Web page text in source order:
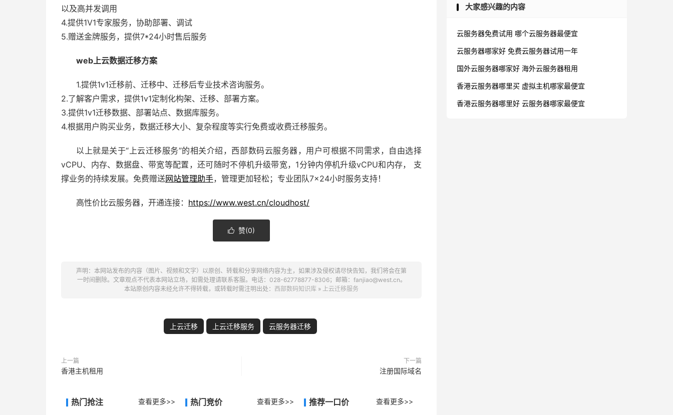
以及高并发调用
4.提供1V1专家服务，协助部署、调试
5.赠送金牌服务，提供7*24小时售后服务
web上云数据迁移方案
1.提供1v1迁移前、迁移中、迁移后专业技术咨询服务。
2.了解客户需求，提供1v1定制化构架、迁移、部署方案。
3.提供1v1迁移数据、部署站点、数据库服务。
4.根据用户购买业务，数据迁移大小、复杂程度等实行免费或收费迁移服务。
以上就是关于“上云迁移服务”的相关介绍，西部数码云服务器，用户可根据不同需求，自由选择
vCPU、内存、数据盘、带宽等配置，还可随时不停机升级带宽，1分钟内停机升级vCPU和内存， 支
撑业务的持续发展。免费赠送网站管理助手，管理更加轻松；专业团队7×24小时服务支持！
高性价比云服务器，开通连接： https://www.west.cn/cloudhost/
 赞(0)
声明：本网站发布的内容（图片、视频和文字）以原创、转载和分享网络内容为主，如果涉及侵权请尽快告知，我们将会在第
一时间删除。文章观点不代表本网站立场，如需处理请联系客服。电话：028-62778877-8306；邮箱：fanjiao@west.cn。
本站原创内容未经允许不得转载，或转载时需注明出处： 西部数码知识库 » 上云迁移服务
上云迁移 上云迁移服务 云服务器迁移
上一篇
香港主机租用
下一篇
注册国际域名
热门抢注 查看更多>> 热门竞价 查看更多>> 推荐一口价 查看更多>>
大家感兴趣的内容
云服务器免费试用 哪个云服务器最便宜
云服务器哪家好 免费云服务器试用一年
国外云服务器哪家好 海外云服务器租用
香港云服务器哪里买 虚拟主机哪家最便宜
香港云服务器哪里好 云服务器哪家最便宜